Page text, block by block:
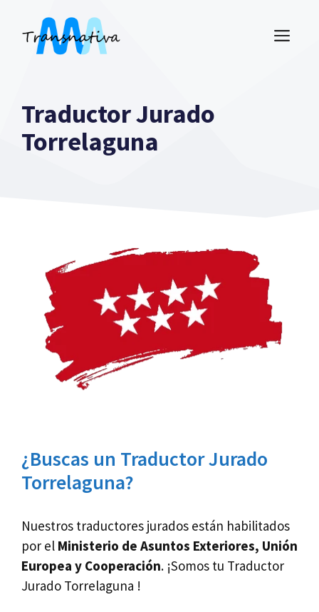
contenido
Traductor Jurado
Torrelaguna
¿Buscas un Traductor Jurado
Torrelaguna?
Nuestros traductores jurados están habilitados
por el Ministerio de Asuntos Exteriores, Unión
Europea y Cooperación. ¡Somos tu Traductor
Jurado Torrelaguna !